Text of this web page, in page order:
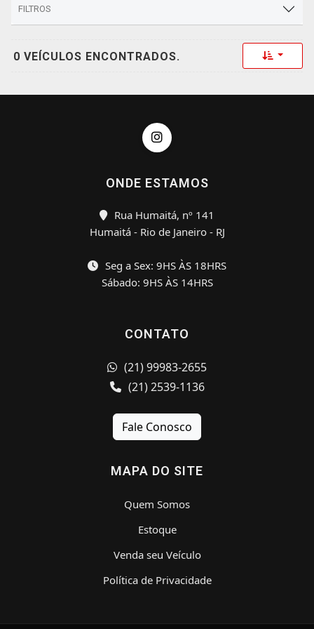
FILTROS
0 VEÍCULOS ENCONTRADOS. Toggle
ONDE ESTAMOS
Rua Humaitá, nº 141
Humaitá - Rio de Janeiro - RJ
Seg a Sex: 9HS ÀS 18HRS
Sábado: 9HS ÀS 14HRS
CONTATO
(21) 99983-2655
(21) 2539-1136
Fale Conosco
MAPA DO SITE
Quem Somos
Estoque
Venda seu Veículo
Política de Privacidade